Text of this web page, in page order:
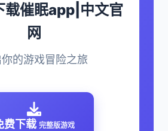
载催眠app|中文官
网
的游戏冒险之旅
费下载 完整版游戏